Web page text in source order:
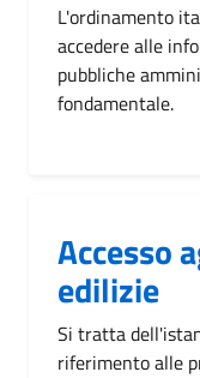
L'ordinamento
accedere alle
pubbliche
fondamentale.
Accesso
edilizie
Si tratta
riferimento alle